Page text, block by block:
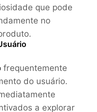
que pode
no
frequentemente
do usuário.
a explorar